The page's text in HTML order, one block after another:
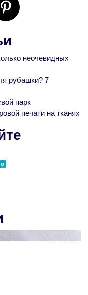
неочевидных
рубашки? 7
парк
печати на тканях